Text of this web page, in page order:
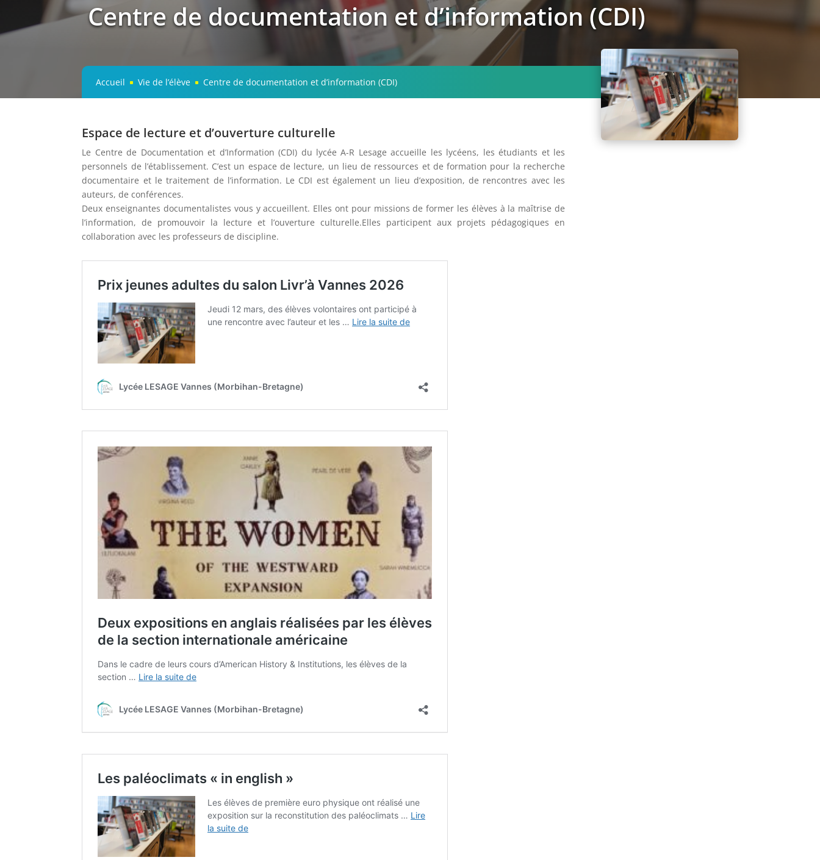
Centre de documentation et d’information (CDI)
Accueil ^ Vie de l’élève ^ Centre de documentation et d’information (CDI)
Espace de lecture et d’ouverture culturelle
Le Centre de Documentation et d’Information (CDI) du lycée A-R Lesage accueille les lycéens, les étudiants et les
personnels de l’établissement. C’est un espace de lecture, un lieu de ressources et de formation pour la recherche
documentaire et le traitement de l’information. Le CDI est également un lieu d’exposition, de rencontres avec les
auteurs, de conférences.
Deux enseignantes documentalistes vous y accueillent. Elles ont pour missions de former les élèves à la maîtrise de
l’information, de promouvoir la lecture et l’ouverture culturelle.Elles participent aux projets pédagogiques en
collaboration avec les professeurs de discipline.